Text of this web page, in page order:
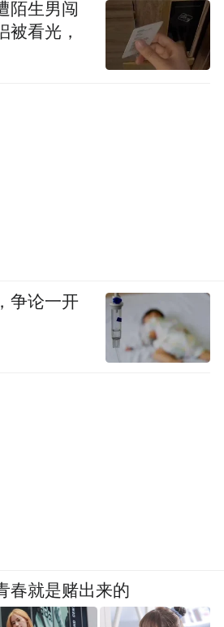
陌生男闯
被看光，
争论一开
春就是赌出来的